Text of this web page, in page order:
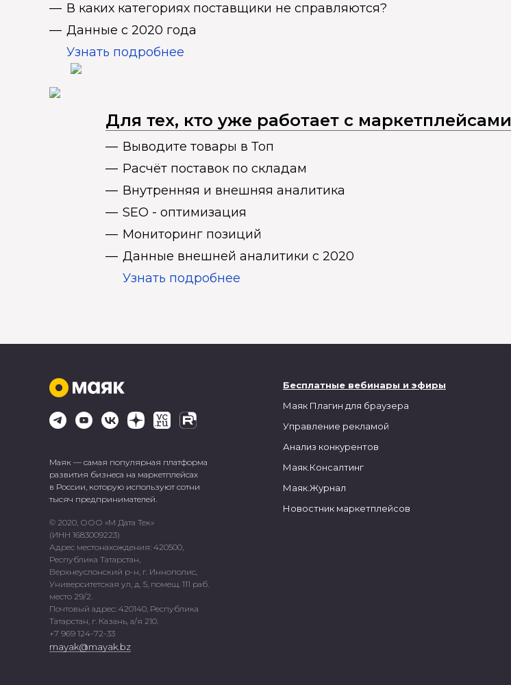
В каких категориях поставщики не справляются?
Данные с 2020 года
Узнать подробнее
Для тех, кто уже работает с маркетплейсами
Выводите товары в Топ
Расчёт поставок по складам
Внутренняя и внешняя аналитика
SEO - оптимизация
Мониторинг позиций
Данные внешней аналитики с 2020
Узнать подробнее
Маяк — самая популярная платформа
развития бизнеса на маркетплейсах
в России, которую используют сотни
тысяч предпринимателей.
© 2020, ООО «М Дата Тек»
(ИНН 1683009223)
Адрес местонахождения: 420500,
Республика Татарстан,
Верхнеуслонский р-н, г. Иннополис,
Университетская ул, д. 5, помещ. 111 раб.
место 29/2.
Почтовый адрес: 420140, Республика
Татарстан, г. Казань, а/я 210.
+7 969 124-72-33
mayak@mayak.bz
Бесплатные вебинары и эфиры
Маяк Плагин для браузера
Управление рекламой
Анализ конкурентов
Маяк.Консалтинг
Маяк.Журнал
Новостник маркетплейсов